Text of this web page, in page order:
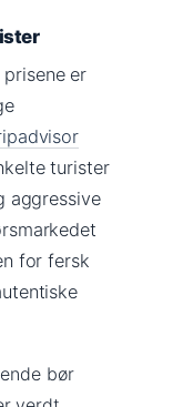
er
turister
aggressive
for fersk
bør